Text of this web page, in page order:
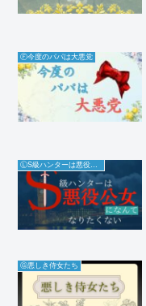
Ⓕ今度のパパは大悪党
Ⓖ悪しき侍女たち